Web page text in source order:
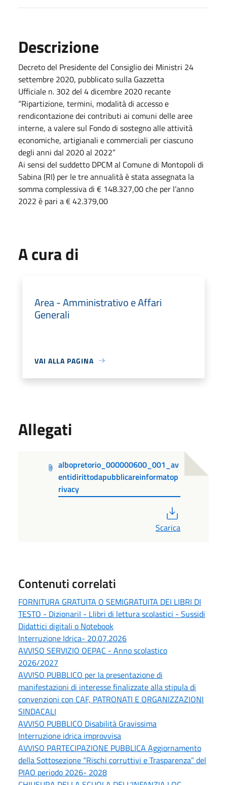
Descrizione
Decreto del Presidente del Consiglio dei Ministri 24
settembre 2020, pubblicato sulla Gazzetta
Ufficiale n. 302 del 4 dicembre 2020 recante
“Ripartizione, termini, modalità di accesso e
rendicontazione dei contributi ai comuni delle aree
interne, a valere sul Fondo di sostegno alle attività
economiche, artigianali e commerciali per ciascuno
degli anni dal 2020 al 2022”
Ai sensi del suddetto DPCM al Comune di Montopoli di
Sabina (RI) per le tre annualità è stata assegnata la
somma complessiva di € 148.327,00 che per l’anno
2022 è pari a € 42.379,00
A cura di
Area - Amministrativo e Affari
Generali
VAI ALLA PAGINA
Allegati
albopretorio_000000600_001_av
entidirittodapubblicareinformatop
rivacy
Scarica
Contenuti correlati
FORNITURA GRATUITA O SEMIGRATUITA DEI LIBRI DI
TESTO - DizionariI - LIibri di lettura scolastici - Sussidi
Didattici digitali o Notebook
Interruzione Idrica- 20.07.2026
AVVISO SERVIZIO OEPAC - Anno scolastico
2026/2027
AVVISO PUBBLICO per la presentazione di
manifestazioni di interesse finalizzate alla stipula di
convenzioni con CAF, PATRONATI E ORGANIZZAZIONI
SINDACALI
AVVISO PUBBLICO Disabilità Gravissima
Interruzione idrica improvvisa
AVVISO PARTECIPAZIONE PUBBLICA Aggiornamento
della Sottosezione “Rischi corruttivi e Trasparenza” del
PIAO periodo 2026- 2028